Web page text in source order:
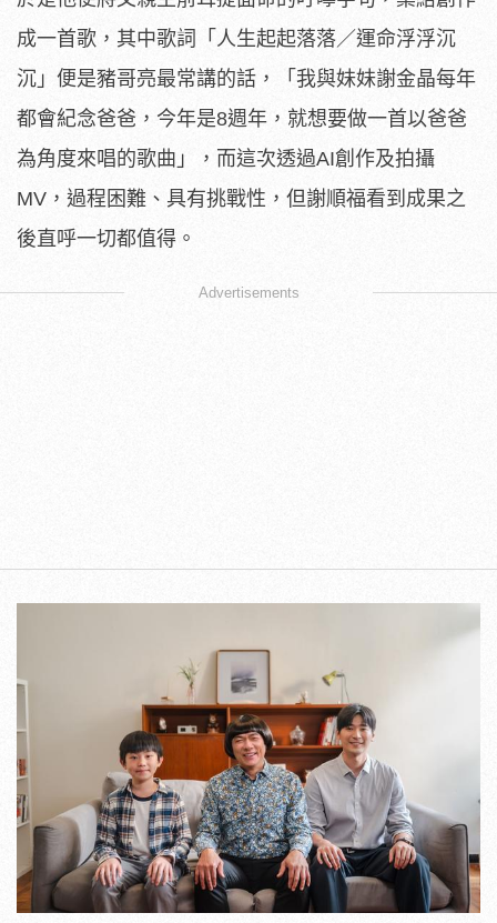
成一首歌， 其中歌詞「人生起起落落／運命浮浮沉
沉」便是豬哥亮最常講的話，
「我與妹妹謝金晶每年
都會紀念爸爸，今年是8週年， 就想要做一首以爸爸
為角度來唱的歌曲」，而這次透過AI創作及拍攝
MV，過程困難、具有挑戰性， 但謝順福看到成果之
後直呼一切都值得。
Advertisements